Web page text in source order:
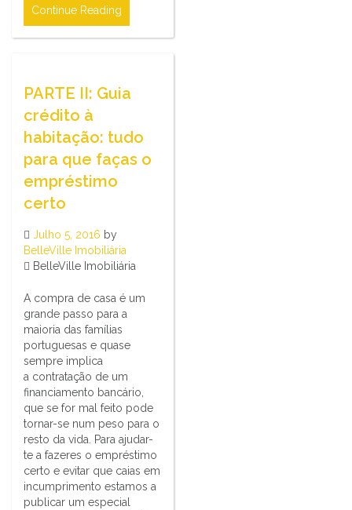
Continue Reading
PARTE II: Guia
crédito à
habitação: tudo
para que faças o
empréstimo
certo
Julho 5, 2016 by
BelleVille Imobiliária
BelleVille Imobiliária
A compra de casa é um
grande passo para a
maioria das famílias
portuguesas e quase
sempre implica
a contratação de um
financiamento bancário,
que se for mal feito pode
tornar-se num peso para o
resto da vida. Para ajudar-
te a fazeres o empréstimo
certo e evitar que caias em
incumprimento estamos a
publicar um especial